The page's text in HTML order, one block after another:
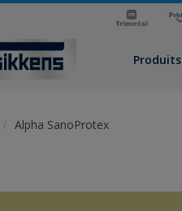
Produits
Alpha SanoProtex